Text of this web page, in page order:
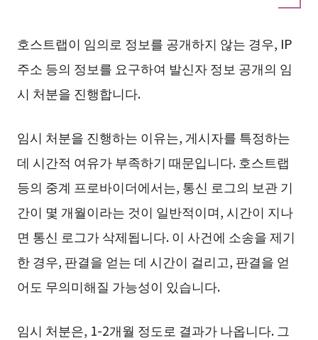
호스트랩이 임의로 정보를 공개하지 않는 경우, IP
주소 등의 정보를 요구하여 발신자 정보 공개의 임
시 처분을 진행합니다.
임시 처분을 진행하는 이유는, 게시자를 특정하는
데 시간적 여유가 부족하기 때문입니다. 호스트랩
등의 중계 프로바이더에서는, 통신 로그의 보관 기
간이 몇 개월이라는 것이 일반적이며, 시간이 지나
면 통신 로그가 삭제됩니다. 이 사건에 소송을 제기
한 경우, 판결을 얻는 데 시간이 걸리고, 판결을 얻
어도 무의미해질 가능성이 있습니다.
임시 처분은, 1-2개월 정도로 결과가 나옵니다. 그